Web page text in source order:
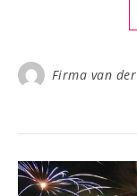
Firma van